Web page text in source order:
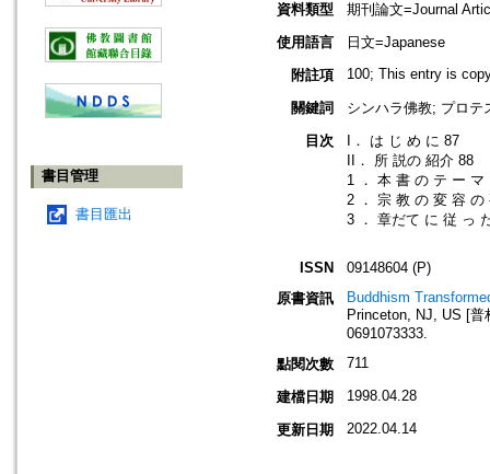
書目管理
書目匯出
資料類型
期刊論文=Journal
使用語言
日文=Japanese
附註項
100; This entry is
關鍵詞
シンハラ佛教; プロ
目次
I． は じ め に 87
II． 所 説の 紹介 88
1 ． 本 書 の テ ー マ
2 ． 宗 教 の 変 容 の
3 ． 章だて に 従 っ
ISSN
09148604 (P)
原書資訊
Buddhism
Princeton, NJ, US [
0691073333.
點閱次數
711
建檔日期 1998.04.28
更新日期 2022.04.14